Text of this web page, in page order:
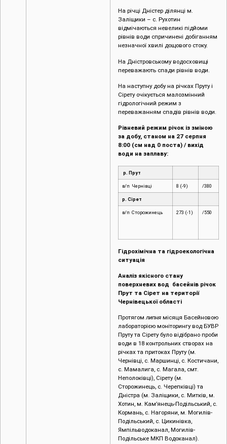
На річці Дністер ділянці м.
Заліщики – с. Рухотин
відмічаються невеликі підйоми
рівнів води спричинені добіганням
незначної хвилі дощового стоку.
На Дністровському водосховищі
переважають спади рівнів води.
На наступну добу на річках Пруту і
Сірету очікується малозмінний
гідрологічний режим з
переважанням спадів рівнів води.
Рівневий режим річок із зміною
за добу, станом на 27 серпня
8:00 (см над 0 поста) / вихід
води на заплаву:
р. Прут
в/п Чернівці 8 (-9) /380
р. Сірет
в/п Сторожинець 273 (-1) /550
Гідрохімічна та гідроекологічна
ситуація
Аналіз якісного стану
поверхневих вод басейнів річок
Прут та Сірет на території
Чернівецької області
Протягомлипня місяця Басейновою
лабораторією моніторингу вод БУВР
Пруту та Сірету було відібрано проби
води в 18 контрольних створах на
річках та притоках Пруту (м.
Чернівці, c. Маршинці, с. Костичани,
с. Мамалига, с. Магала, смт.
Неполоківці), Сірету (м.
Сторожинець, с. Черепківці) та
Дністра (м. Заліщики, с. Митків, м.
Хотин, м. Кам’янець-Подільський, с.
Кормань, с. Нагоряни, м. Могилів-
Подільський, с. Цикинівка,
Ямпільводоканал, Могилів-
Подільське МКП Водоканал).